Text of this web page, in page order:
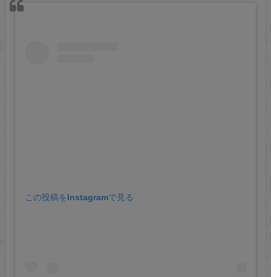
この投稿をInstagramで見る